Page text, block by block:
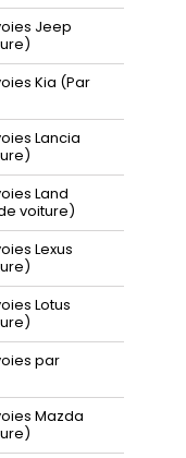
Jeep
Kia (Par
Lancia
Land
voiture)
Lexus
Lotus
par
Mazda